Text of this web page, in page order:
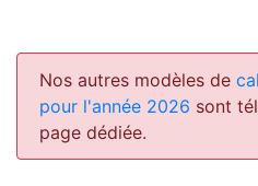
Nos autres modèles de
pour l'année 2026 sont
page dédiée.